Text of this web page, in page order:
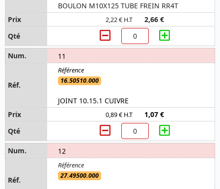
BOULON M10X125 TUBE FREIN RR4T
2,22 € H.T 2,66 €
11
16.50510.000
JOINT 10.15.1 CUIVRE
0,89 € H.T 1,07 €
12
27.49500.000